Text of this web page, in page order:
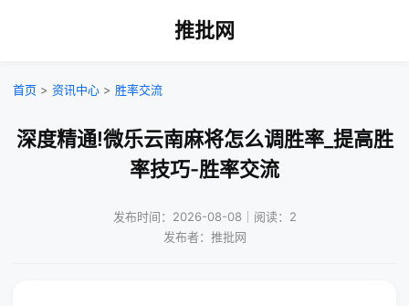
推批网
首页 > 资讯中心 > 胜率交流
深度精通!微乐云南麻将怎么调胜率_提高胜
率技巧-胜率交流
发布时间：2026-08-08｜阅读：2
发布者：推批网